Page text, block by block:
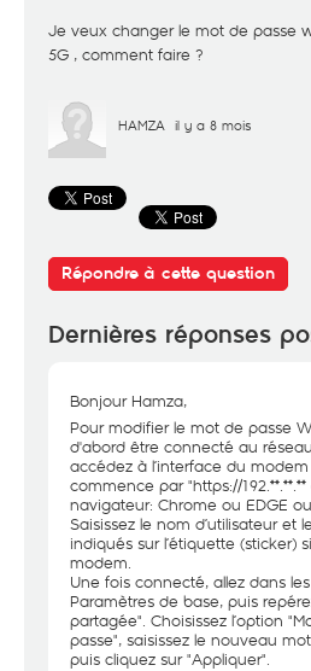
Je veux changer le mot de passe
5G , comment faire ?
HAMZA il y a 8 mois
Répondre à cette question
Dernières réponses
Bonjour Hamza,
Pour modifier le mot de passe
d'abord être connecté au
accédez à l’interface du
commence par "https://192
navigateur: Chrome ou EDGE
Saisissez le nom d’utilisateur et
indiqués sur l’étiquette (sticker)
modem.
Une fois connecté, allez dans
Paramètres de base, puis
partagée". Choisissez l’option
passe", saisissez le nouveau
puis cliquez sur "Appliquer".